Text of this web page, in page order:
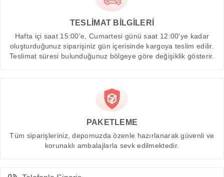
TESLİMAT BİLGİLERİ
Hafta içi saat 15:00'e, Cumartesi günü saat 12:00'ye kadar
oluşturduğunuz siparişiniz gün içerisinde kargoya teslim edilir.
Teslimat süresi bulunduğunuz bölgeye göre değişiklik gösterir.
PAKETLEME
Tüm siparişleriniz, depomuzda özenle hazırlanarak güvenli ve
korunaklı ambalajlarla sevk edilmektedir.